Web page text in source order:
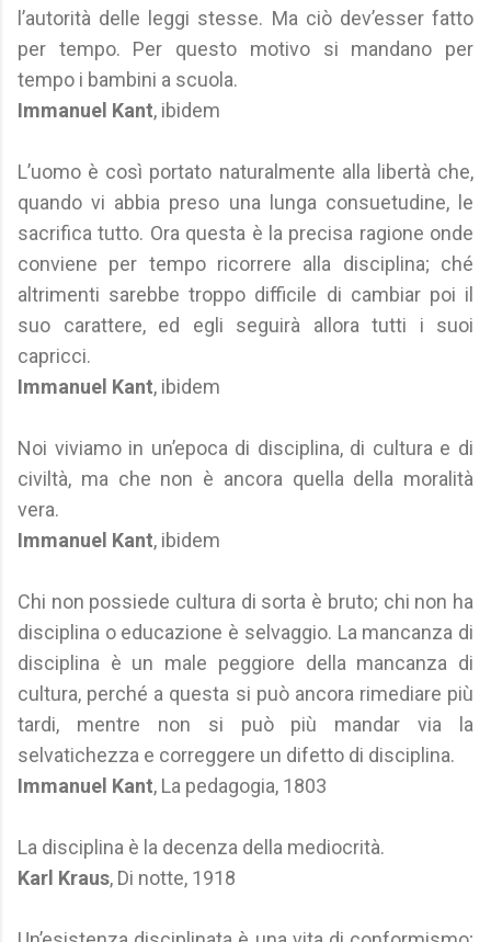
l’autorità delle leggi stesse. Ma ciò dev’esser fatto
per tempo. Per questo motivo si mandano per
tempo i bambini a scuola.
Immanuel Kant, ibidem
L’uomo è così portato naturalmente alla libertà che,
quando vi abbia preso una lunga consuetudine, le
sacrifica tutto. Ora questa è la precisa ragione onde
conviene per tempo ricorrere alla disciplina; ché
altrimenti sarebbe troppo difficile di cambiar poi il
suo carattere, ed egli seguirà allora tutti i suoi
capricci.
Immanuel Kant, ibidem
Noi viviamo in un’epoca di disciplina, di cultura e di
civiltà, ma che non è ancora quella della moralità
vera.
Immanuel Kant, ibidem
Chi non possiede cultura di sorta è bruto; chi non ha
disciplina o educazione è selvaggio. La mancanza di
disciplina è un male peggiore della mancanza di
cultura, perché a questa si può ancora rimediare più
tardi, mentre non si può più mandar via la
selvatichezza e correggere un difetto di disciplina.
Immanuel Kant, La pedagogia, 1803
La disciplina è la decenza della mediocrità.
Karl Kraus, Di notte, 1918